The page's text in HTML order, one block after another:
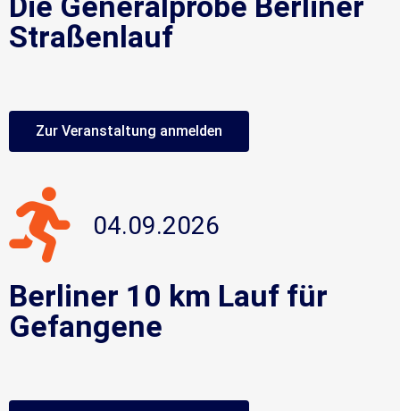
Straßenlauf
Zur Veranstaltung anmelden
04.09.2026
Berliner 10 km Lauf für
Gefangene